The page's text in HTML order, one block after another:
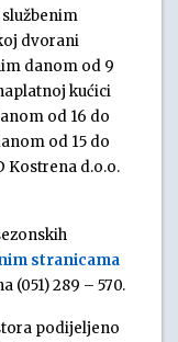
dvorani
danom od 9
kućici
od 16 do
od 15 do
Kostrena d.o.o.
stranicama
(051) 289 – 570.
podijeljeno